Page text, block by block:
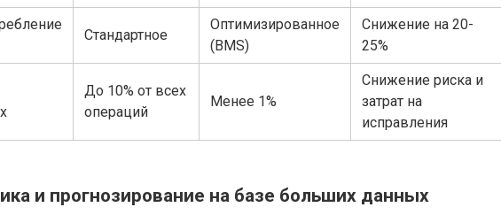
Стандартное
Оптимизированное
(BMS)
Снижение на 20-
25%
До 10% от всех
операций
Менее 1%
Снижение риска и
затрат на
исправления
и прогнозирование на базе больших данных